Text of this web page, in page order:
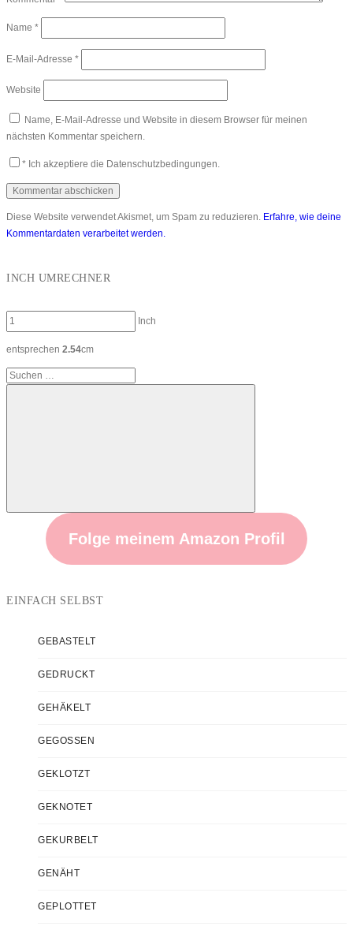
Name *
E-Mail-Adresse *
Website
Name, E-Mail-Adresse und Website in diesem Browser für meinen
nächsten Kommentar speichern.
* Ich akzeptiere die Datenschutzbedingungen.
Diese Website verwendet Akismet, um Spam zu reduzieren. Erfahre, wie deine
Kommentardaten verarbeitet werden.
INCH UMRECHNER
Inch
entsprechen 2.54cm
Suchen
Folge meinem Amazon Profil
EINFACH SELBST
GEBASTELT
GEDRUCKT
GEHÄKELT
GEGOSSEN
GEKLOTZT
GEKNOTET
GEKURBELT
GENÄHT
GEPLOTTET